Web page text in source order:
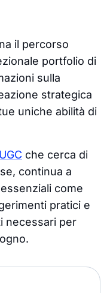
il percorso
portfolio di
sulla
strategica
uniche abilità di
che cerca di
continua a
come
pratici e
necessari per